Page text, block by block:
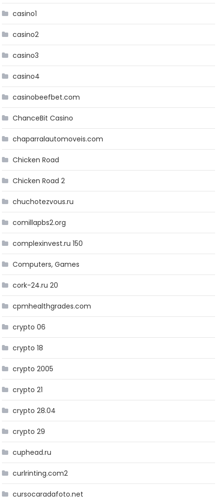
casino1
casino2
casino3
casino4
casinobeefbet.com
ChanceBit Casino
chaparralautomoveis.com
Chicken Road
Chicken Road 2
chuchotezvous.ru
comillapbs2.org
complexinvest.ru 150
Computers, Games
cork-24.ru 20
cpmhealthgrades.com
crypto 06
crypto 18
crypto 2005
crypto 21
crypto 28.04
crypto 29
cuphead.ru
curlrinting.com2
cursocaradafoto.net